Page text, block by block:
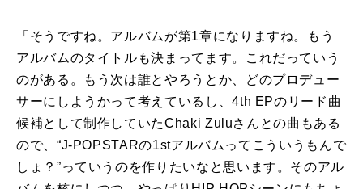
「そうですね。アルバムが第1章になりますね。もう
アルバムのタイトルも決まってます。これだっていう
のがある。もう次は誰とやろうとか、どのプロデュー
サーにしようかって考えているし、4th EPのリード曲
候補として制作していたChaki Zuluさんとの曲もある
ので、“J-POPSTARの1stアルバムってこういうもんで
しょ？”っていうのを作りたいなと思います。そのアル